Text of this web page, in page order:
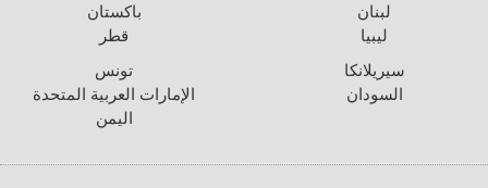
لبنان
ليبيا
باكستان
قطر
سيريلانكا
السودان
تونس
الإمارات العربية المتحدة
اليمن